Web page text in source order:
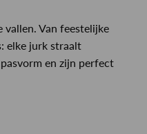
vallen. Van feestelijke
elke jurk straalt
en zijn perfect